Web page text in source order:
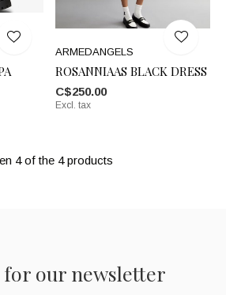
ARMEDANGELS
ROSANNIAAS BLACK DRESS
C$250.00
Excl. tax
4 of the 4 products
for our newsletter